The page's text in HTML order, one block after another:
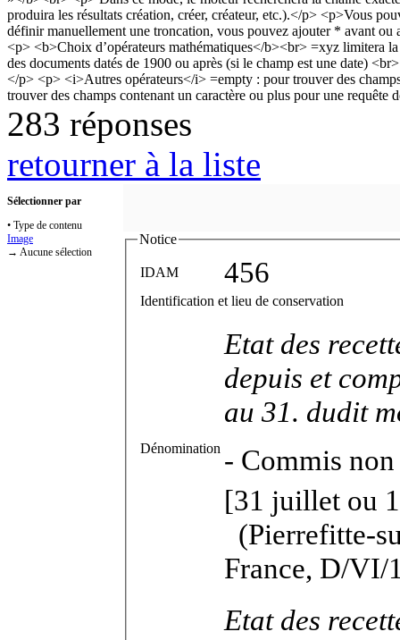
283 réponses
retourner à la liste
Sélectionner par
• Type de contenu
Image
→ Aucune sélection
Notice
IDAM 456
Identification et lieu de conservation
Dénomination
Etat des
depuis et
au 31. dudit
- Commis
[31 juillet ou 1
(Pierrefitte-
France, D/VI/
Etat des